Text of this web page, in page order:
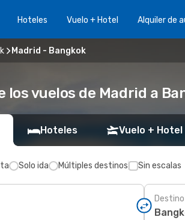
Hoteles Vuelo + Hotel Alquiler de
Madrid - Bangkok
los vuelos de Madrid a
Hoteles Vuelo + Hotel
Solo ida Múltiples destinos Sin escalas
Destino